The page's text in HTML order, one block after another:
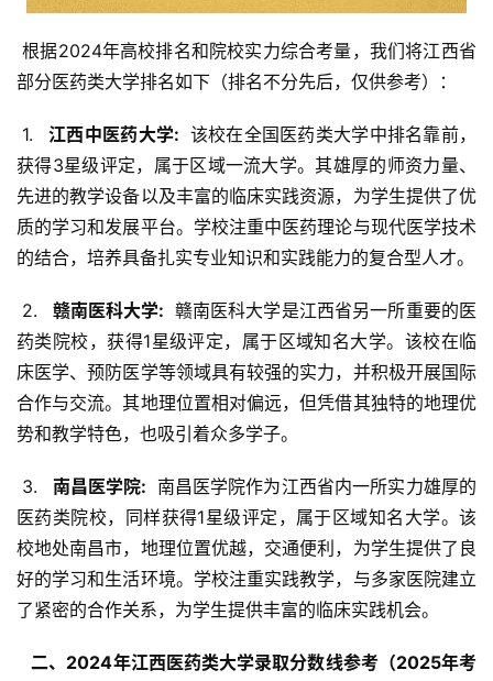
根据2024年高校排名和院校实力综合考量，我们将江西省
部分医药类大学排名如下（排名不分先后，仅供参考）：
1.
  江西中医药大学:
该校在全国医药类大学中排名靠前，
获得3星级评定，属于区域一流大学。其雄厚的师资力量、
先进的教学设备以及丰富的临床实践资源，为学生提供了优
质的学习和发展平台。学校注重中医药理论与现代医学技术
的结合，培养具备扎实专业知识和实践能力的复合型人才。
2.
  赣南医科大学:
赣南医科大学是江西省另一所重要的医
药类院校，获得1星级评定，属于区域知名大学。该校在临
床医学、预防医学等领域具有较强的实力，并积极开展国际
合作与交流。其地理位置相对偏远，但凭借其独特的地理优
势和教学特色，也吸引着众多学子。
3.
  南昌医学院:
南昌医学院作为江西省内一所实力雄厚的
医药类院校，同样获得1星级评定，属于区域知名大学。该
校地处南昌市，地理位置优越，交通便利，为学生提供了良
好的学习和生活环境。学校注重实践教学，与多家医院建立
了紧密的合作关系，为学生提供丰富的临床实践机会。
  二、2024年江西医药类大学录取分数线参考（2025年考